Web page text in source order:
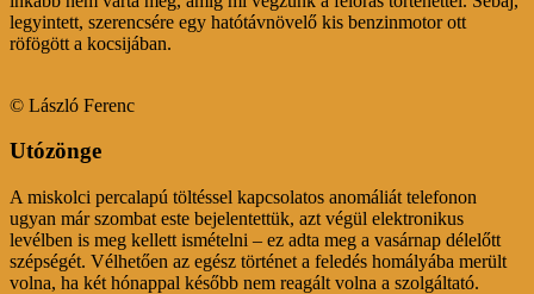
legyintett, szerencsére egy hatótávnövelő kis benzinmotor ott
röfögött a kocsijában.
© László Ferenc
Utózönge
A miskolci percalapú töltéssel kapcsolatos anomáliát telefonon
ugyan már szombat este bejelentettük, azt végül elektronikus
levélben is meg kellett ismételni – ez adta meg a vasárnap délelőtt
szépségét. Vélhetően az egész történet a feledés homályába merült
volna, ha két hónappal később nem reagált volna a szolgáltató.